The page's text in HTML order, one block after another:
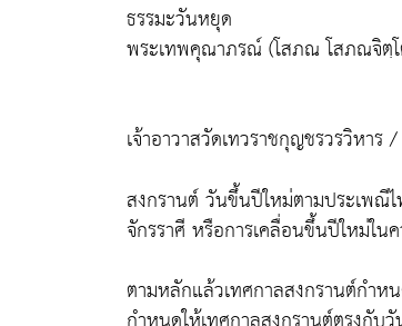
ธรรมะวันหยุด
พระเทพคุณาภรณ์ (โสภณ โสภณจิตฺ
เจ้าอาวาสวัดเทวราชกุญชรวรวิหาร /
สงกรานต์ วันขึ้นปีใหม่ตามประเพณี
จักรราศี หรือการเคลื่อนขึ้นปีใหม่ใน
ตามหลักแล้วเทศกาลสงกรานต์กำ